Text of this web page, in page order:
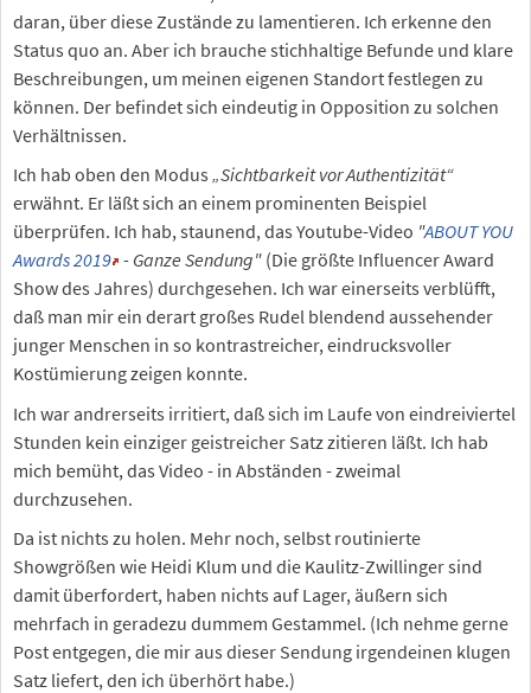
daran, über diese Zustände zu lamentieren. Ich erkenne den
Status quo an. Aber ich brauche stichhaltige Befunde und klare
Beschreibungen, um meinen eigenen Standort festlegen zu
können. Der befindet sich eindeutig in Opposition zu solchen
Verhältnissen.
Ich hab oben den Modus „Sichtbarkeit vor Authentizität“
erwähnt. Er läßt sich an einem prominenten Beispiel
überprüfen. Ich hab, staunend, das Youtube-Video "ABOUT YOU
Awards 2019 - Ganze Sendung" (Die größte Influencer Award
Show des Jahres) durchgesehen. Ich war einerseits verblüfft,
daß man mir ein derart großes Rudel blendend aussehender
junger Menschen in so kontrastreicher, eindrucksvoller
Kostümierung zeigen konnte.
Ich war andrerseits irritiert, daß sich im Laufe von eindreiviertel
Stunden kein einziger geistreicher Satz zitieren läßt. Ich hab
mich bemüht, das Video - in Abständen - zweimal
durchzusehen.
Da ist nichts zu holen. Mehr noch, selbst routinierte
Showgrößen wie Heidi Klum und die Kaulitz-Zwillinger sind
damit überfordert, haben nichts auf Lager, äußern sich
mehrfach in geradezu dummem Gestammel. (Ich nehme gerne
Post entgegen, die mir aus dieser Sendung irgendeinen klugen
Satz liefert, den ich überhört habe.)